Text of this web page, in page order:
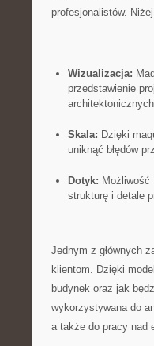
profesjonalistów.
Wizualizacja:
przedstawienie
Skala: Dzięki
uniknąć błędów
Dotyk: Możliwość
strukturę ⁣i detale‌
Jednym z głównych
‌klientom. Dzięki
budynek oraz jak
wykorzystywana do
a także do⁤ pracy ⁤nad‌